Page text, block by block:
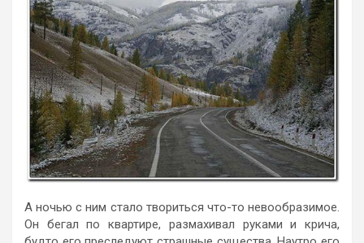
А ночью с ним стало твориться что-то невообразимое.
Он бегал по квартире, размахивал руками и крича,